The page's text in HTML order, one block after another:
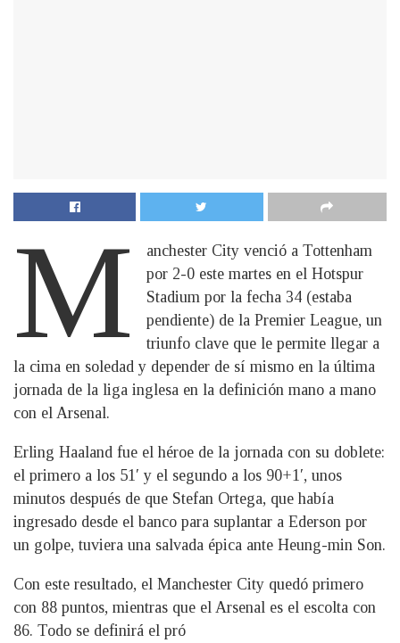
M
anchester City venció a Tottenham
por 2-0 este martes en el Hotspur
Stadium por la fecha 34 (estaba
pendiente) de la Premier League, un
triunfo clave que le permite llegar a
la cima en soledad y depender de sí mismo en la última
jornada de la liga inglesa en la definición mano a mano
con el Arsenal.
Erling Haaland fue el héroe de la jornada con su doblete:
el primero a los 51′ y el segundo a los 90+1′, unos
minutos después de que Stefan Ortega, que había
ingresado desde el banco para suplantar a Ederson por
un golpe, tuviera una salvada épica ante Heung-min Son.
Con este resultado, el Manchester City quedó primero
con 88 puntos, mientras que el Arsenal es el escolta con
86. Todo se definirá el pró